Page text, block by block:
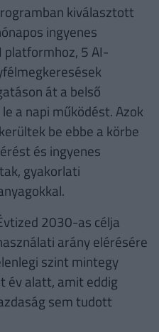
kiválasztott
ingyenes
platformhoz, 5 AI-
át a belső
a napi működést. Azok
be ebbe a körbe
és ingyenes
gyakorlati
2030-as célja
arány elérésére
szint mintegy
év alatt, amit eddig
sem tudott